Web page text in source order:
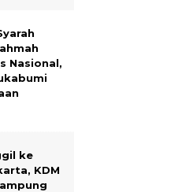
Nasional,
ke
KDM